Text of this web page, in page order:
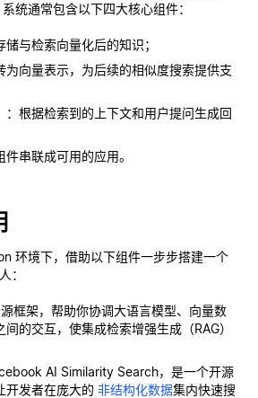
统通常包含以下四大核心组件：
与检索向量化后的知识；
为向量表示，为后续的相似度搜索提供支
：根据检索到的上下文和用户提问生成回
串联成可用的应用。
环境下，借助以下组件一步步搭建一个
：
框架，帮助你协调大语言模型、向量数
的交互，使集成检索增强生成（RAG）
AI Similarity Search，是一个开源
开发者在庞大的 非结构化数据集内快速搜